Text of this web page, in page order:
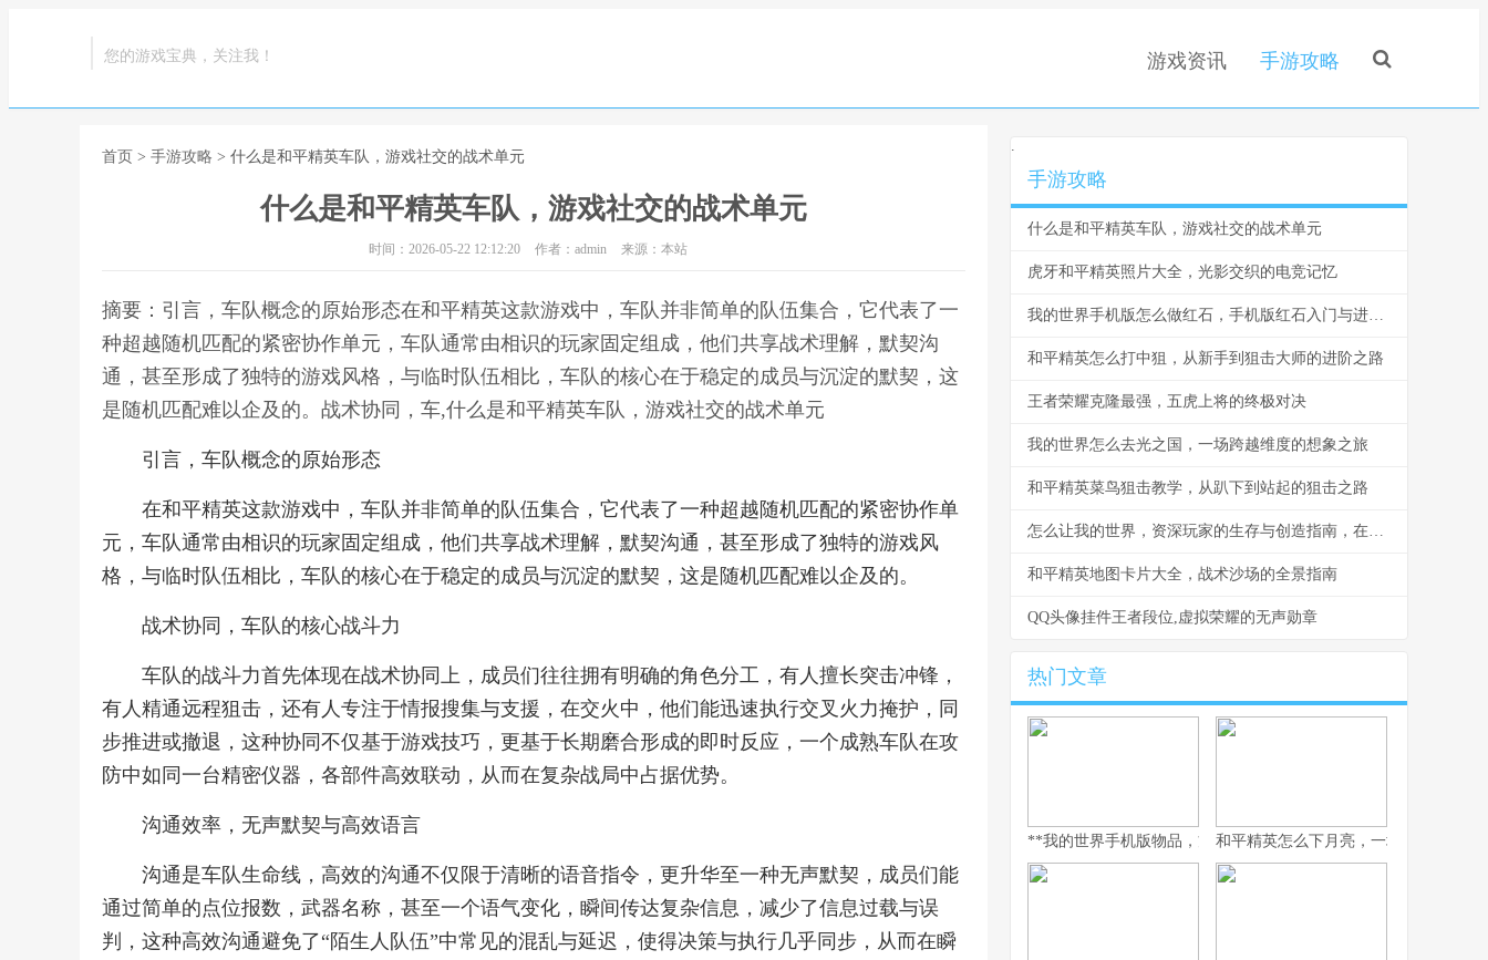
您的游戏宝典，关注我！ 游戏资讯 手游攻略
首页 > 手游攻略 > 什么是和平精英车队，游戏社交的战术单元
什么是和平精英车队，游戏社交的战术单元
时间：2026-05-22 12:12:20 作者：admin 来源：本站
摘要：引言，车队概念的原始形态在和平精英这款游戏中，车队并非简单的队伍集合，它代表了一
种超越随机匹配的紧密协作单元，车队通常由相识的玩家固定组成，他们共享战术理解，默契沟
通，甚至形成了独特的游戏风格，与临时队伍相比，车队的核心在于稳定的成员与沉淀的默契，这
是随机匹配难以企及的。战术协同，车,什么是和平精英车队，游戏社交的战术单元
引言，车队概念的原始形态
在和平精英这款游戏中，车队并非简单的队伍集合，它代表了一种超越随机匹配的紧密协作单
元，车队通常由相识的玩家固定组成，他们共享战术理解，默契沟通，甚至形成了独特的游戏风
格，与临时队伍相比，车队的核心在于稳定的成员与沉淀的默契，这是随机匹配难以企及的。
战术协同，车队的核心战斗力
车队的战斗力首先体现在战术协同上，成员们往往拥有明确的角色分工，有人擅长突击冲锋，
有人精通远程狙击，还有人专注于情报搜集与支援，在交火中，他们能迅速执行交叉火力掩护，同
步推进或撤退，这种协同不仅基于游戏技巧，更基于长期磨合形成的即时反应，一个成熟车队在攻
防中如同一台精密仪器，各部件高效联动，从而在复杂战局中占据优势。
沟通效率，无声默契与高效语言
沟通是车队生命线，高效的沟通不仅限于清晰的语音指令，更升华至一种无声默契，成员们能
通过简单的点位报数，武器名称，甚至一个语气变化，瞬间传达复杂信息，减少了信息过载与误
判，这种高效沟通避免了“陌生人队伍”中常见的混乱与延迟，使得决策与执行几乎同步，从而在瞬
.
手游攻略
什么是和平精英车队，游戏社交的战术单元
虎牙和平精英照片大全，光影交织的电竞记忆
我的世界手机版怎么做红石，手机版红石入门与进阶指南
和平精英怎么打中狙，从新手到狙击大师的进阶之路
王者荣耀克隆最强，五虎上将的终极对决
我的世界怎么去光之国，一场跨越维度的想象之旅
和平精英菜鸟狙击教学，从趴下到站起的狙击之路
怎么让我的世界，资深玩家的生存与创造指南，在虚拟沙盒中书写你的故事
和平精英地图卡片大全，战术沙场的全景指南
QQ头像挂件王者段位,虚拟荣耀的无声勋章
热门文章
**我的世界手机版物品，方块宇宙间的生存哲学**
和平精英怎么下月亮，一场虚拟登月的